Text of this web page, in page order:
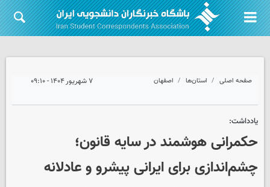
صفحه اصلی استان‌ها اصفهان ۷ شهریور ۱۴۰۴ - ۰۹:۱۰
یادداشت:
حکمرانی هوشمند در سایه قانون؛
چشم‌اندازی برای ایرانی پیشرو و عادلانه